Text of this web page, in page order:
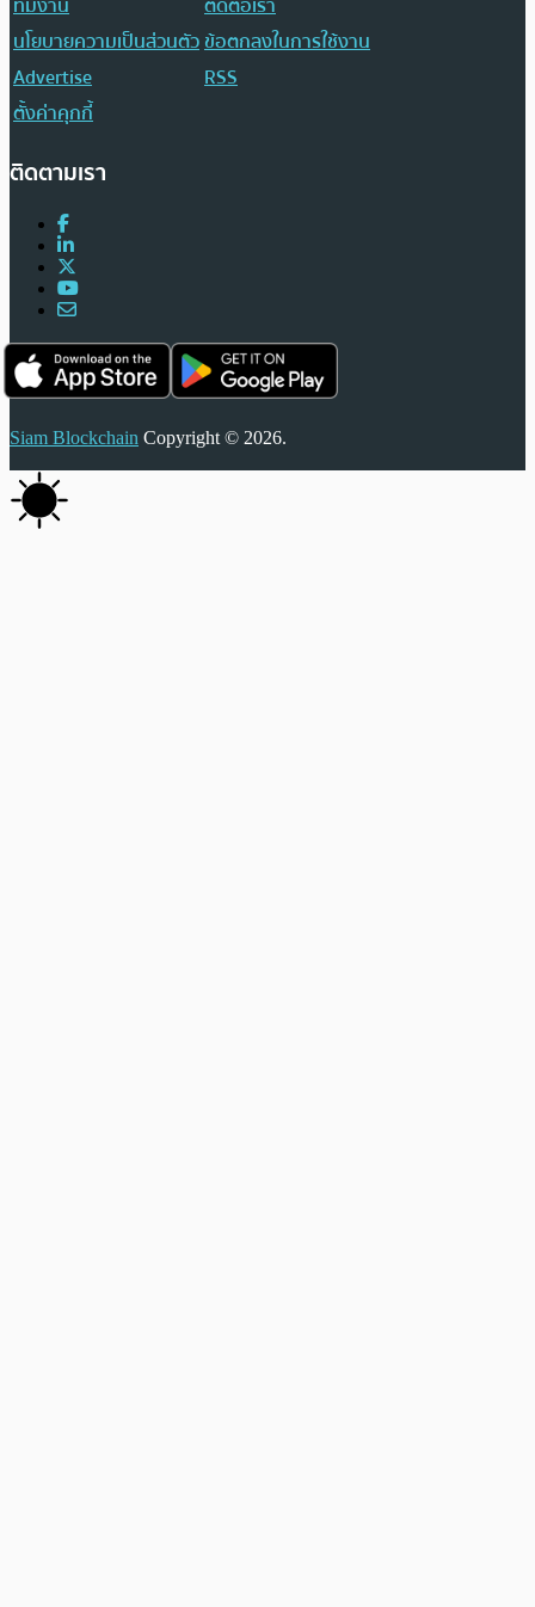
นโยบายความเป็นส่วนตัวข้อตกลงในการใช้งาน
Advertise
RSS
ตั้งค่าคุกกี้
ติดตามเรา
Siam Blockchain Copyright © 2026.